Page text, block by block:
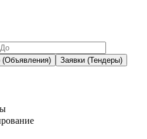
(Объявления)
Заявки (Тендеры)